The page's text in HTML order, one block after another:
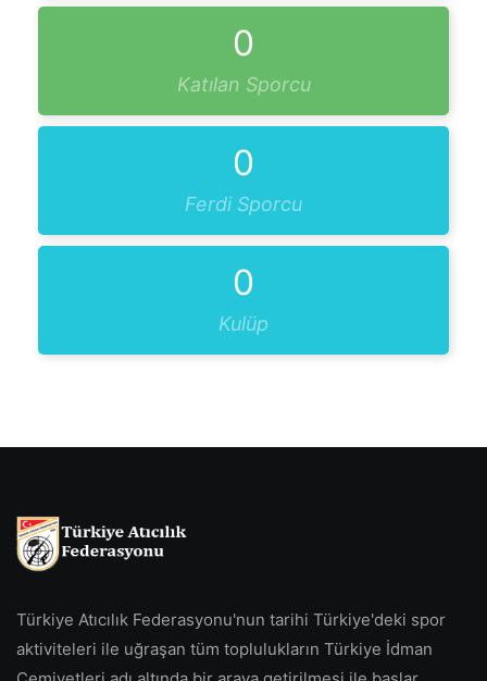
0
Katılan Sporcu
0
Ferdi Sporcu
0
Kulüp
Türkiye Atıcılık Federasyonu'nun tarihi Türkiye'deki spor
aktiviteleri ile uğraşan tüm toplulukların Türkiye İdman